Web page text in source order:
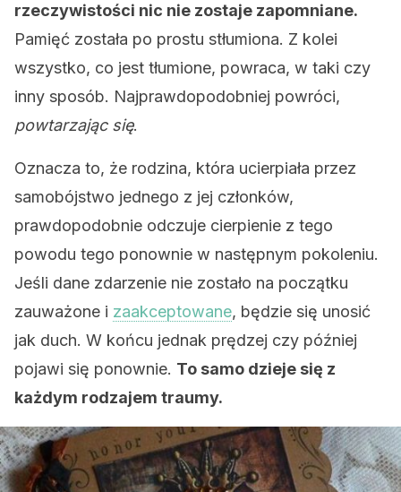
rzeczywistości nic nie zostaje zapomniane.
Pamięć została po prostu stłumiona. Z kolei
wszystko, co jest tłumione, powraca, w taki czy
inny sposób. Najprawdopodobniej powróci,
powtarzając się.
Oznacza to, że rodzina, która ucierpiała przez
samobójstwo jednego z jej członków,
prawdopodobnie odczuje cierpienie z tego
powodu tego ponownie w następnym pokoleniu.
Jeśli dane zdarzenie nie zostało na początku
zauważone i zaakceptowane, będzie się unosić
jak duch. W końcu jednak prędzej czy później
pojawi się ponownie. To samo dzieje się z
każdym rodzajem traumy.